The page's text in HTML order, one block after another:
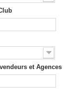
et Agences